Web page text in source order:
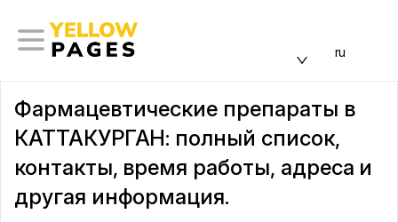
ru
Фармацевтические препараты в
КАТТАКУРГАН: полный список,
контакты, время работы, адреса и
другая информация.